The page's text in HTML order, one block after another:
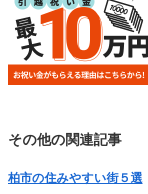
その他の関連記事
柏市の住みやすい街５選